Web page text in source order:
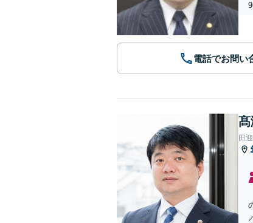
電話でお問い
田